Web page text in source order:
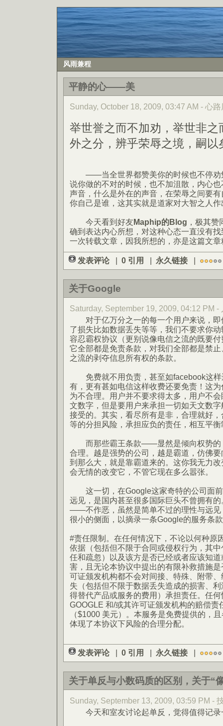
风雨兼程
平静的心——美
Sunday, October 18, 2009, 03:47 AM - 心
举世誉之而不加劝，举世非之
外之分，辨乎荣辱之境，嗣以
——当全世界都赞美你的时候也不停劝
说你做的不对的时候，也不加沮散，内心
声音，什么是外在的声音，在荣辱之间要
你自己是谁，这其实就是道家对大智之人
今天看到好友Maphip的Blog ，极其
确到表达内心所想，对这种心态一直没有
一次转载文章，因我所想的，亦是这篇文
发表评论 | 0 引用 | 永久链接 |
关于Google
Saturday, September 19, 2009, 04:12 PM -
对于亿万分之一的每一个用户来说，即
了损失比如数据丢失等等，我们不要求你
容忍霸权协议（更别说像电信之流的既要
它全部都是免责条款，对我们全部都是禁
之流的剥夺信息所有权的条款。
免费就不用负责，甚至如facebook这样
有，更有甚如电信这样收费还要免责！这
为不合理。用户并不要求得太多，用户不
文数字，但是要用户来承担一切如天文数
接受的。其实，看尽所有是非，合理就好
等的分担风险，承担应负的责任，相互平
而那些霸王条款——显然是倾向权势的
合理。越是强势的公司，越是霸道，仿佛
到那么大，就是靠霸道来的。这你我无力
会无情的改变它，不管它现在多么嚣张。
这一切，在Google这家奇特的公司面前
远见，是国内甚至很多国际巨头不曾拥有
——不作恶，虽然是简单不过的理性与远见
很小的侧面，以摘录一条Google的服务条
#责任限制。在任何情况下，不论以何种原
依据（包括但不限于合同或侵权行为，其
任和疏忽）以及该方是否已经或者应该知
害，且无论本协议中提出的有限补救措施
可证颁发机构都不会对间接、特殊、附带
失（包括但不限于数据丢失造成的损害、
得替代产品或服务的费用）承担责任。任
GOOGLE 和/或其许可证颁发机构的赔偿责
（$1000 美元）。本服务是免费提供的，
体现了本协议下风险的合理分配。
发表评论 | 0 引用 | 永久链接 |
关于单反与小数码质的区别，关于“
Sunday, September 13, 2009, 03:59 PM -
今天和室友讨论起单反，觉得值得记录